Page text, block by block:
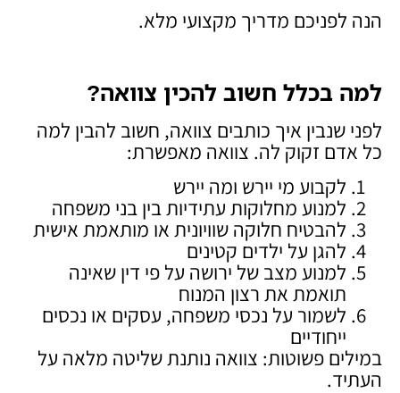
הנה לפניכם מדריך מקצועי מלא.
למה בכלל חשוב להכין צוואה?
לפני שנבין איך כותבים צוואה, חשוב להבין למה
כל אדם זקוק לה. צוואה מאפשרת:
לקבוע מי יירש ומה יירש
למנוע מחלוקות עתידיות בין בני משפחה
להבטיח חלוקה שוויונית או מותאמת אישית
להגן על ילדים קטינים
למנוע מצב של ירושה על פי דין שאינה
תואמת את רצון המנוח
לשמור על נכסי משפחה, עסקים או נכסים
ייחודיים
במילים פשוטות: צוואה נותנת שליטה מלאה על
העתיד.